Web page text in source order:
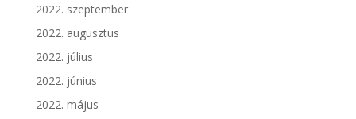
2022. szeptember
2022. augusztus
2022. július
2022. június
2022. május